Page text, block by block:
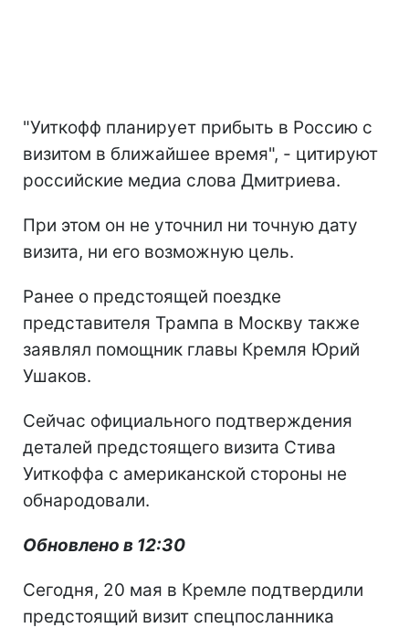
"Уиткофф планирует прибыть в Россию с
визитом в ближайшее время", - цитируют
российские медиа слова Дмитриева.
При этом он не уточнил ни точную дату
визита, ни его возможную цель.
Ранее о предстоящей поездке
представителя Трампа в Москву также
заявлял помощник главы Кремля Юрий
Ушаков.
Сейчас официального подтверждения
деталей предстоящего визита Стива
Уиткоффа с американской стороны не
обнародовали.
Обновлено в 12:30
Сегодня, 20 мая в Кремле подтвердили
предстоящий визит спецпосланника